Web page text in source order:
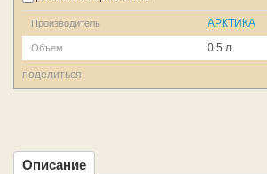
Производитель АРКТИКА
Объем 0.5 л
поделиться
Описание